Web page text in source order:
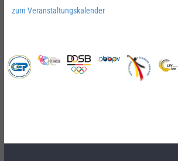
zum Veranstaltungskalender